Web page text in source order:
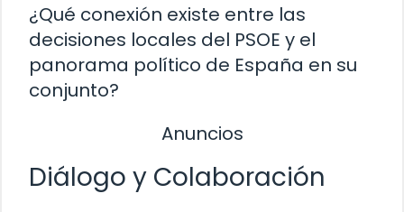
¿Qué conexión existe entre las
decisiones locales del PSOE y el
panorama político de España en su
conjunto?
Anuncios
Diálogo y Colaboración